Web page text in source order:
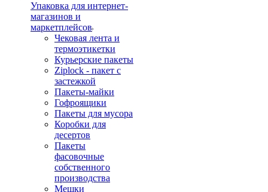
Упаковка для интернет-
магазинов и
маркетплейсов
Чековая лента и
термоэтикетки
Курьерские пакеты
Ziplock - пакет с
застежкой
Пакеты-майки
Гофроящики
Пакеты для мусора
Коробки для
десертов
Пакеты
фасовочные
собственного
производства
Мешки